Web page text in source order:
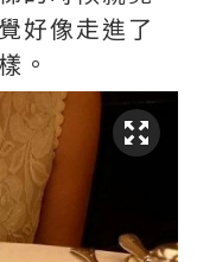
好像走進了
。